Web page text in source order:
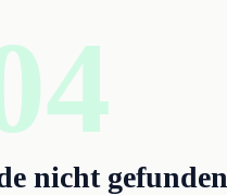
nicht gefunden